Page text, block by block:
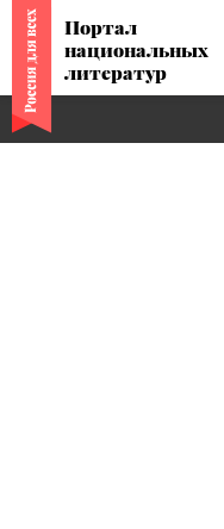
Портал
национальных
литератур